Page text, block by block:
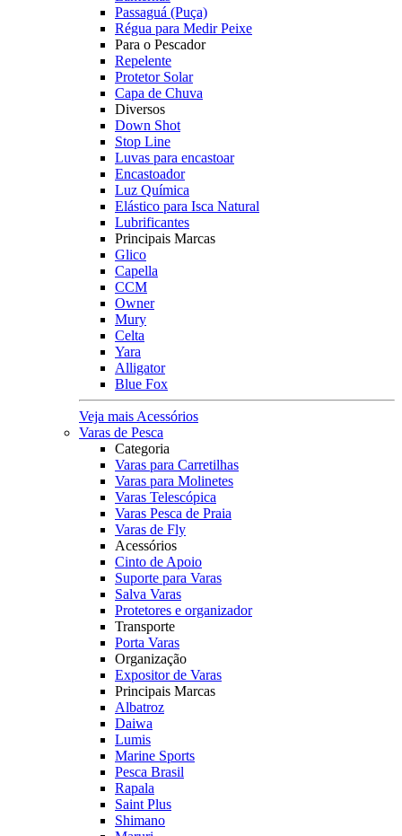
Passaguá (Puça)
Régua para Medir Peixe
Para o Pescador
Repelente
Protetor Solar
Capa de Chuva
Diversos
Down Shot
Stop Line
Luvas para encastoar
Encastoador
Luz Química
Elástico para Isca Natural
Lubrificantes
Principais Marcas
Glico
Capella
CCM
Owner
Mury
Celta
Yara
Alligator
Blue Fox
Veja mais Acessórios
Varas de Pesca
Categoria
Varas para Carretilhas
Varas para Molinetes
Varas Telescópica
Varas Pesca de Praia
Varas de Fly
Acessórios
Cinto de Apoio
Suporte para Varas
Salva Varas
Protetores e organizador
Transporte
Porta Varas
Organização
Expositor de Varas
Principais Marcas
Albatroz
Daiwa
Lumis
Marine Sports
Pesca Brasil
Rapala
Saint Plus
Shimano